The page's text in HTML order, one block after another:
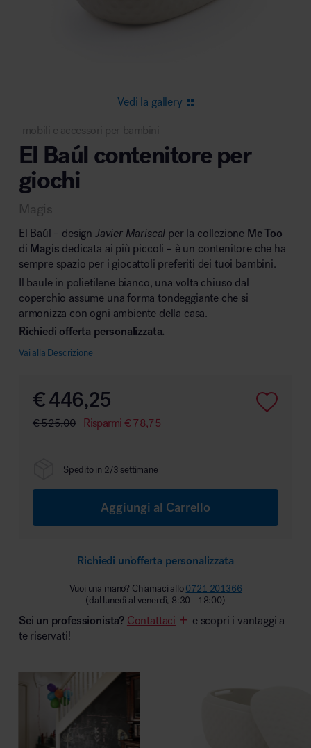
Area lounge e attesa
Area outdoor
MillerKnoll
Vedi la gallery
mobili e accessori per bambini
El Baúl contenitore per
giochi
Magis
El Baúl – design Javier Mariscal per la collezione Me Too
di Magis dedicata ai più piccoli – è un contenitore che ha
sempre spazio per i giocattoli preferiti dei tuoi bambini.
Il baule in polietilene bianco, una volta chiuso dal
coperchio assume una forma tondeggiante che si
armonizza con ogni ambiente della casa.
Richiedi offerta personalizzata.
Vai alla Descrizione
€446,25
€525,00 Risparmi € 78,75
Spedito in 2/3 settimane
Aggiungi al Carrello
Richiedi un'offerta personalizzata
Vuoi una mano? Chiamaci allo0721 201366
(dal lunedì al venerdì, 8:30 - 18:00)
Sei un professionista? Contattaci
e scopri i vantaggi a
te riservati!